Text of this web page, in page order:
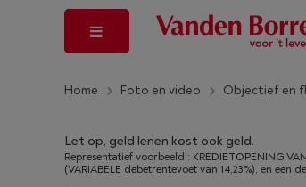
Home Foto en video Objectief en
Let op, geld lenen kost ook geld.
Representatief voorbeeld : KREDIETOPENING
(VARIABELE debetrentevoet van 14,23%), en een